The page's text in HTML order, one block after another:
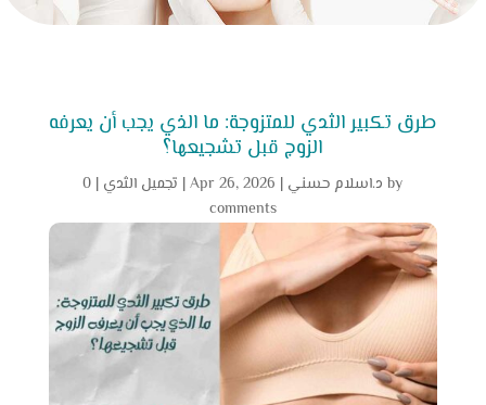
طرق تكبير الثدي للمتزوجة: ما الذي يجب أن يعرفه
الزوج قبل تشجيعها؟
by د.اسلام حسني |
Apr 26, 2026
| تجميل الثدي |
0
comments